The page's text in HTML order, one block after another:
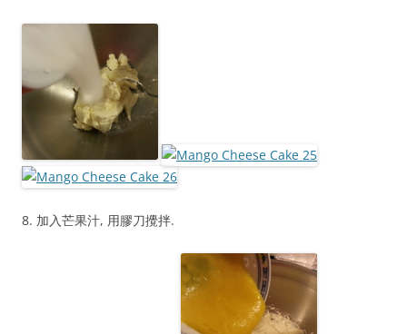
8. 加入芒果汁, 用膠刀攪拌.